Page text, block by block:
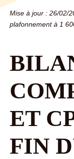
Mise à jour : 26/02/
plafonnement à 1
ET
FIN